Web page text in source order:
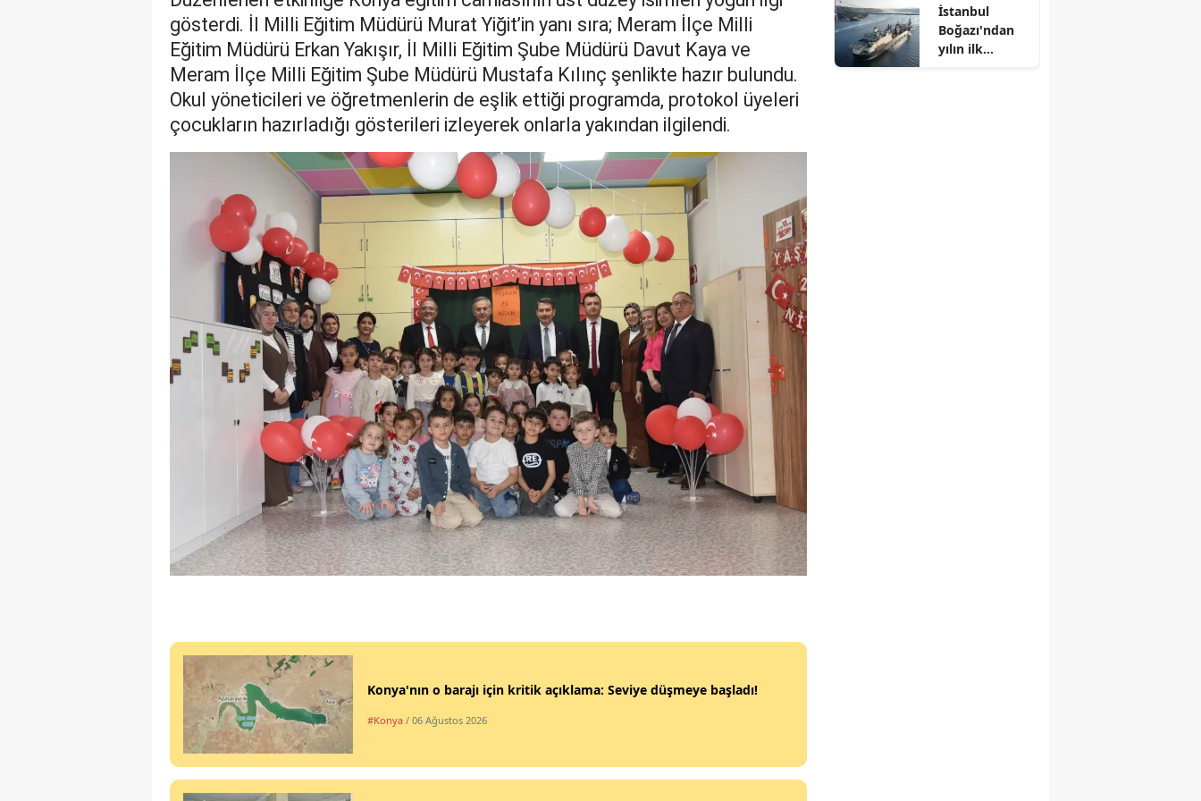
Malatya
Manisa
Kahramanmaraş
Mardin
Muğla
Muş
Nevşehir
Niğde
Ordu
Rize
Sakarya
Samsun
Siirt
Sinop
Sivas
Tekirdağ
Tunceli
gösterdi. İl Milli Eğitim Müdürü Murat Yiğit’in yanı sıra; Meram İlçe Milli
Eğitim Müdürü Erkan Yakışır, İl Milli Eğitim Şube Müdürü Davut Kaya ve
Meram İlçe Milli Eğitim Şube Müdürü Mustafa Kılınç şenlikte hazır bulundu.
Okul yöneticileri ve öğretmenlerin de eşlik ettiği programda, protokol üyeleri
çocukların hazırladığı gösterileri izleyerek onlarla yakından ilgilendi.
Konya'nın o barajı için kritik açıklama: Seviye düşmeye başladı!
#Konya / 06 Ağustos 2026
yetişiyor
İstanbul
Boğazı'ndan
yılın ilk